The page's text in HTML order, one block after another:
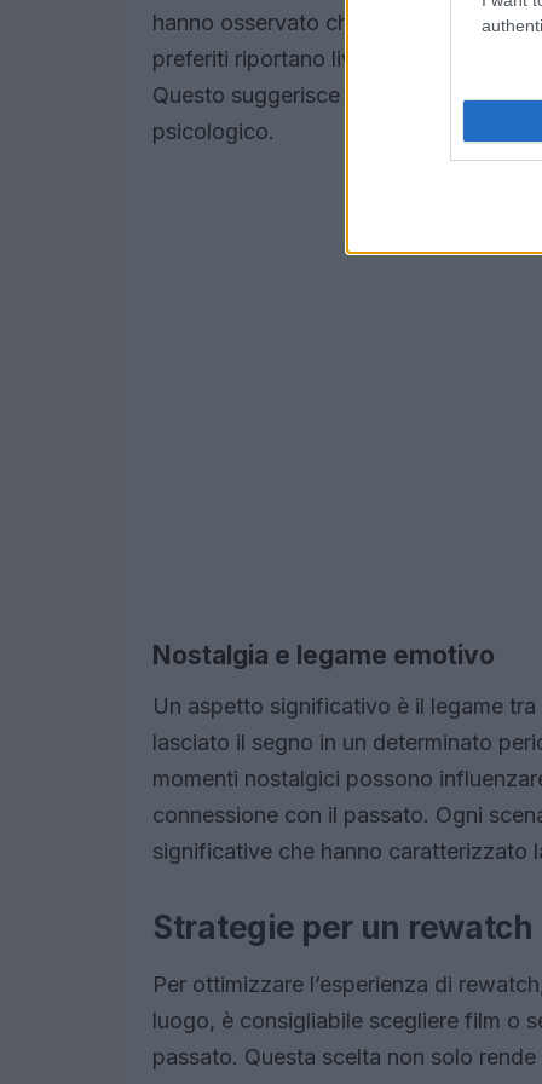
hanno osservato che le persone che
preferiti riportano livelli di stress
Questo suggerisce che rivedere
psicologico.
Nostalgia e legame emotivo
Un aspetto significativo è il legame tra
lasciato il segno in un determinato
momenti nostalgici possono
connessione con il passato. Ogni
significative che hanno caratterizzato
Strategie per un
Per ottimizzare l’esperienza di
luogo, è consigliabile scegliere film o
passato. Questa scelta non solo